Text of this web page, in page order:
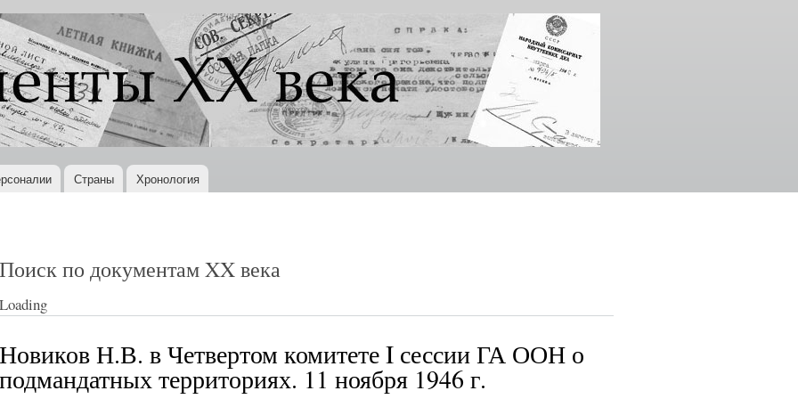
Перейти к
основному
содержанию
Страны Хронология
Поиск по документам XX века
Loading
Новиков Н.В. в Четвертом комитете I сессии ГА ООН о
подмандатных территориях. 11 ноября 1946 г.